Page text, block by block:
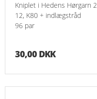
Kniplet i Hedens Hørgarn
12, K80 + indlægstråd
96 par
30,00 DKK